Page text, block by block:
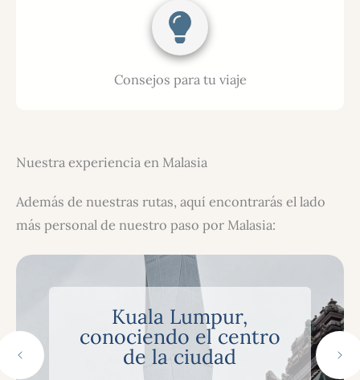
Consejos para tu viaje
Nuestra experiencia en Malasia
Además de nuestras rutas, aquí encontrarás el lado
más personal de nuestro paso por Malasia:
Kuala Lumpur,
conociendo el centro
de la ciudad